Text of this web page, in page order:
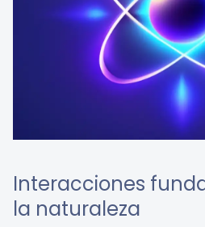
Interacciones
la naturaleza